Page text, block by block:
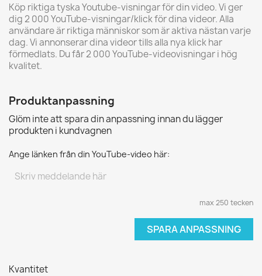
Köp riktiga tyska Youtube-visningar för din video. Vi ger
dig 2 000 YouTube-visningar/klick för dina videor. Alla
användare är riktiga människor som är aktiva nästan varje
dag. Vi annonserar dina videor tills alla nya klick har
förmedlats. Du får 2 000 YouTube-videovisningar i hög
kvalitet.
Produktanpassning
Glöm inte att spara din anpassning innan du lägger
produkten i kundvagnen
Ange länken från din YouTube-video här:
max 250 tecken
SPARA ANPASSNING
Kvantitet